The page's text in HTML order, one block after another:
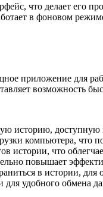
что делает его
в фоновом
приложение для
возможность
историю,
компьютера, что
истории, что
повышает
в истории,
для удобного обмена